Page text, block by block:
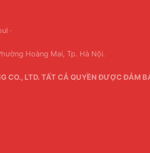
·
Hoàng Mai, Tp. Hà Nội.
CO., LTD. TẤT CẢ QUYỀN ĐƯỢC ĐẢM